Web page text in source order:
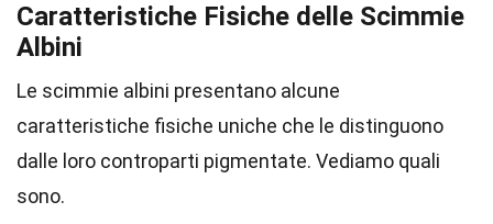
Caratteristiche Fisiche delle Scimmie
Albini
Le scimmie albini presentano alcune
caratteristiche fisiche uniche che le distinguono
dalle loro controparti pigmentate. Vediamo quali
sono.